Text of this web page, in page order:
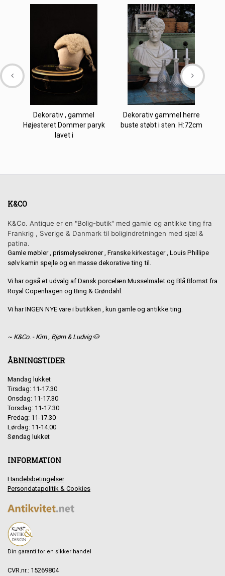
Dekorativ , gammel
Højesteret Dommer paryk
lavet i
Dekorativ gammel herre
buste støbt i sten. H:72cm
K&CO
K&Co. Antique er en "Bolig-butik" med gamle og antikke ting fra
Frankrig , Sverige & Danmark til boligindretningen med sjæl &
patina.
Gamle møbler , prismelysekroner , Franske kirkestager , Louis Phillipe
sølv kamin spejle og en masse dekorative ting til.
Vi har også et udvalg af Dansk porcelæn Musselmalet og Blå Blomst fra
Royal Copenhagen og Bing & Grøndahl.
Vi har INGEN NYE vare i butikken , kun gamle og antikke ting.
~ K&Co. - Kim , Bjørn & Ludvig 🐶
ÅBNINGSTIDER
Mandag lukket
Tirsdag: 11-17.30
Onsdag: 11-17.30
Torsdag: 11-17.30
Fredag: 11-17.30
Lørdag: 11-14.00
Søndag lukket
INFORMATION
Handelsbetingelser
Persondatapolitik & Cookies
Din garanti for en sikker handel
CVR.nr.: 15269804